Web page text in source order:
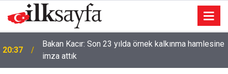
20:37
Bakan Kacır: Son 23 yılda örnek kalkınma hamlesine
imza attık